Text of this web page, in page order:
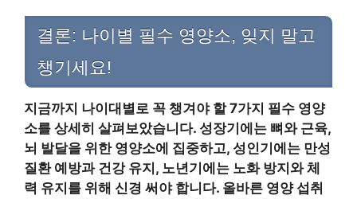
결론: 나이별 필수 영양소, 잊지 말고
챙기세요!
지금까지 나이대별로 꼭 챙겨야 할 7가지 필수 영양
소를 상세히 살펴보았습니다. 성장기에는 뼈와 근육,
뇌 발달을 위한 영양소에 집중하고, 성인기에는 만성
질환 예방과 건강 유지, 노년기에는 노화 방지와 체
력 유지를 위해 신경 써야 합니다. 올바른 영양 섭취